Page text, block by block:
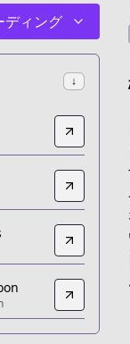
ディング
↓
fr/
en/
comic/